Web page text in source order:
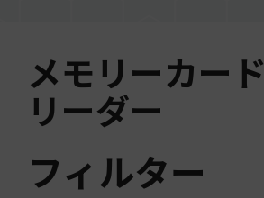
メモリーカード
リーダー
フィルター